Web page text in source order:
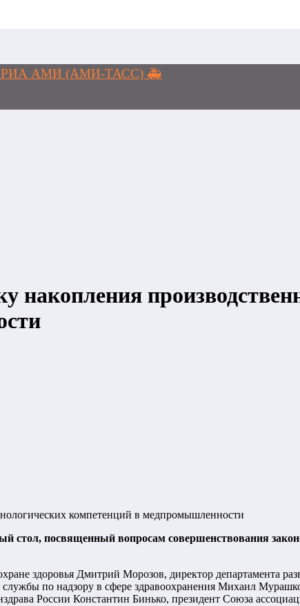
- РИА АМИ (АМИ-ТАСС) 🚑
накопления
компетенций в медпромышленности
стол, посвященный вопросам совершенствования
здоровья Дмитрий Морозов, директор департамента
по надзору в сфере здравоохранения Михаил
России Константин Бинько, президент Союза